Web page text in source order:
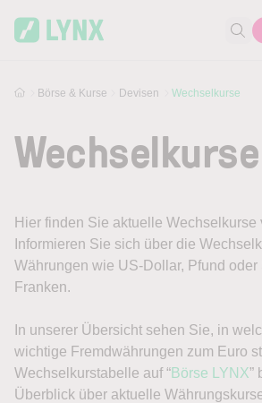
Börse & Kurse Devisen Wechselkurse
Wechselkurse
Hier finden Sie aktuelle Wechselkurse
Informieren Sie sich über die
Währungen wie US-Dollar, Pfund oder
Franken.
In unserer Übersicht sehen Sie, in
wichtige Fremdwährungen zum Euro
Wechselkurstabelle auf “Börse LYNX”
Überblick über aktuelle